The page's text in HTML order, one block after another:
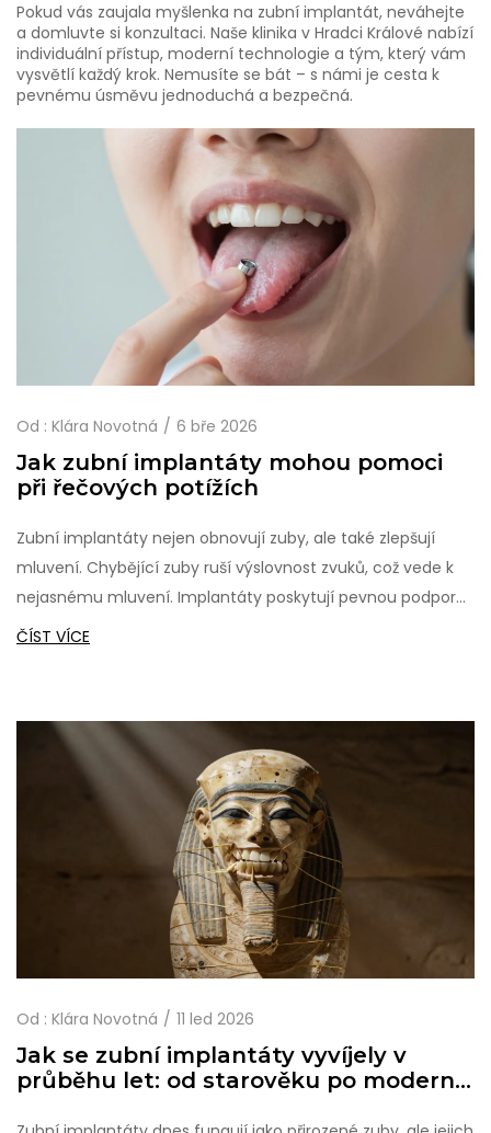
Pokud vás zaujala myšlenka na zubní implantát, neváhejte
a domluvte si konzultaci. Naše klinika v Hradci Králové nabízí
individuální přístup, moderní technologie a tým, který vám
vysvětlí každý krok. Nemusíte se bát – s námi je cesta k
pevnému úsměvu jednoduchá a bezpečná.
Od : Klára Novotná 6 bře 2026
Jak zubní implantáty mohou pomoci
při řečových potížích
Zubní implantáty nejen obnovují zuby, ale také zlepšují
mluvení. Chybějící zuby ruší výslovnost zvuků, což vede k
nejasnému mluvení. Implantáty poskytují pevnou podporu,
která pomáhá jazyku správně tvořit zvuky a obnovuje
ČÍST VÍCE
Od : Klára Novotná 11 led 2026
Jak se zubní implantáty vyvíjely v
průběhu let: od starověku po moderní